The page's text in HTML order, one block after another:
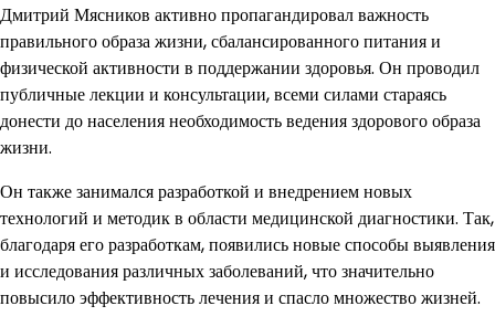
Дмитрий Мясников активно пропагандировал важность
правильного образа жизни, сбалансированного питания и
физической активности в поддержании здоровья. Он проводил
публичные лекции и консультации, всеми силами стараясь
донести до населения необходимость ведения здорового образа
жизни.
Он также занимался разработкой и внедрением новых
технологий и методик в области медицинской диагностики. Так,
благодаря его разработкам, появились новые способы выявления
и исследования различных заболеваний, что значительно
повысило эффективность лечения и спасло множество жизней.